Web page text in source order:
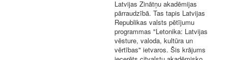
Latvijas Zinātņu akadēmijas
pārraudzībā. Tas tapis Latvijas
Republikas valsts pētījumu
programmas "Letonika: Latvijas
vēsture, valoda, kultūra un
vērtības" ietvaros. Šis krājums